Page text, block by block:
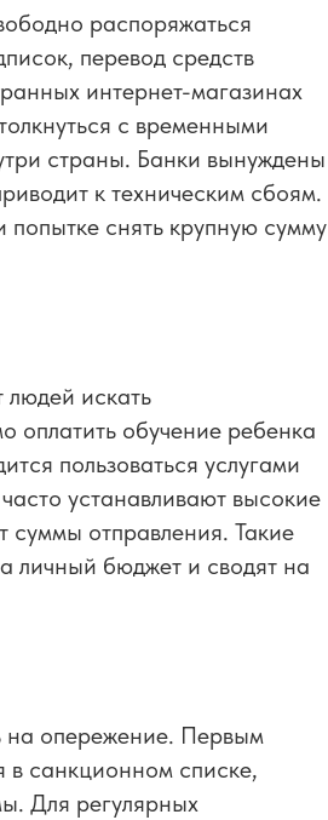
распоряжаться
перевод средств
интернет-магазинах
с временными
страны. Банки вынуждены
к техническим сбоям.
снять крупную сумму
искать
оплатить обучение ребенка
пользоваться услугами
устанавливают высокие
суммы отправления. Такие
личный бюджет и сводят на
на опережение. Первым
в санкционном списке,
Для регулярных